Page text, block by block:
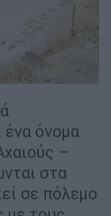
per
ένα όνομα
–
στα
σε πόλεμο